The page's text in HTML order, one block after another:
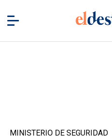
MINISTERIO DE SEGURIDAD